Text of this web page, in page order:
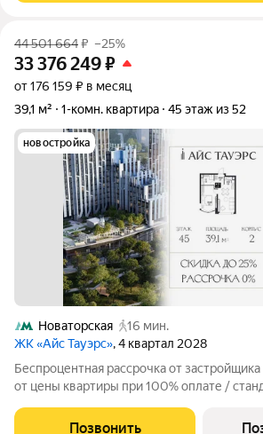
44 501 664₽ –25%
33 376 249₽
от 176 159 ₽ в месяц
39,1 м²
1-комн. квартира 45 этаж из 52
новостройка
Новаторская
16 мин.
ЖК «Айс Тауэрс», 4 квартал 2028
Беспроцентная рассрочка от
от цены квартиры при 100% оплате /
на 45 этаже, 39.1 кв.м, в премиальном
Позвонить